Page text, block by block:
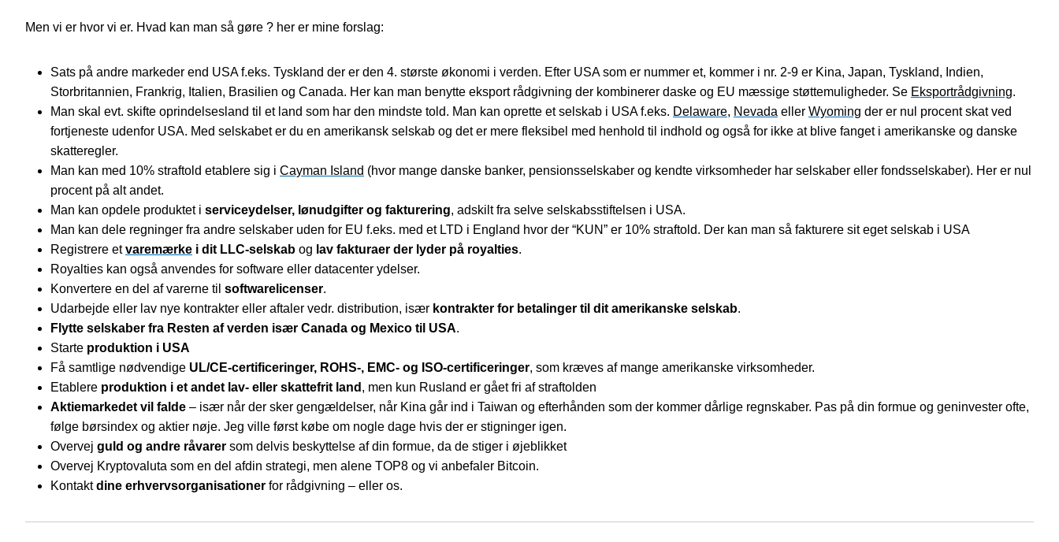
Men vi er hvor vi er. Hvad kan man så gøre ? her er mine forslag:
Sats på andre markeder end USA f.eks. Tyskland der er den 4. største økonomi i verden. Efter USA som er nummer et, kommer i nr. 2-9 er Kina, Japan, Tyskland, Indien,
Storbritannien, Frankrig, Italien, Brasilien og Canada. Her kan man benytte eksport rådgivning der kombinerer daske og EU mæssige støttemuligheder. Se Eksportrådgivning.
Man skal evt. skifte oprindelsesland til et land som har den mindste told. Man kan oprette et selskab i USA f.eks. Delaware, Nevada eller Wyoming der er nul procent skat ved
fortjeneste udenfor USA. Med selskabet er du en amerikansk selskab og det er mere fleksibel med henhold til indhold og også for ikke at blive fanget i amerikanske og danske
skatteregler.
Man kan med 10% straftold etablere sig i Cayman Island (hvor mange danske banker, pensionsselskaber og kendte virksomheder har selskaber eller fondsselskaber). Her er nul
procent på alt andet.
Man kan opdele produktet i serviceydelser, lønudgifter og fakturering, adskilt fra selve selskabsstiftelsen i USA.
Man kan dele regninger fra andre selskaber uden for EU f.eks. med et LTD i England hvor der “KUN” er 10% straftold. Der kan man så fakturere sit eget selskab i USA
Registrere et varemærke i dit LLC-selskab og lav fakturaer der lyder på royalties.
Royalties kan også anvendes for software eller datacenter ydelser.
Konvertere en del af varerne til softwarelicenser.
Udarbejde eller lav nye kontrakter eller aftaler vedr. distribution, især kontrakter for betalinger til dit amerikanske selskab.
Flytte selskaber fra Resten af verden især Canada og Mexico til USA.
Starte produktion i USA
Få samtlige nødvendige UL/CE-certificeringer, ROHS-, EMC- og ISO-certificeringer, som kræves af mange amerikanske virksomheder.
Etablere produktion i et andet lav- eller skattefrit land , men kun Rusland er gået fri af straftolden
Aktiemarkedet vil falde – især når der sker gengældelser, når Kina går ind i Taiwan og efterhånden som der kommer dårlige regnskaber. Pas på din formue og geninvester ofte,
følge børsindex og aktier nøje. Jeg ville først købe om nogle dage hvis der er stigninger igen.
Overvej guld og andre råvarer som delvis beskyttelse af din formue, da de stiger i øjeblikket
Overvej Kryptovaluta som en del afdin strategi, men alene TOP8 og vi anbefaler Bitcoin.
Kontaktdine erhvervsorganisationer for rådgivning – eller os.